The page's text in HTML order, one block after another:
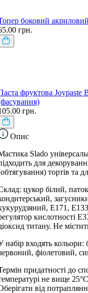
боковий
грн.
фруктова Joypaste
грн.
Опис
Slado
для
тортів та
цукор білий,
Е171,
кислотності
титану. Не
набір входять
фіолетовий,
придатності до
не вище
від